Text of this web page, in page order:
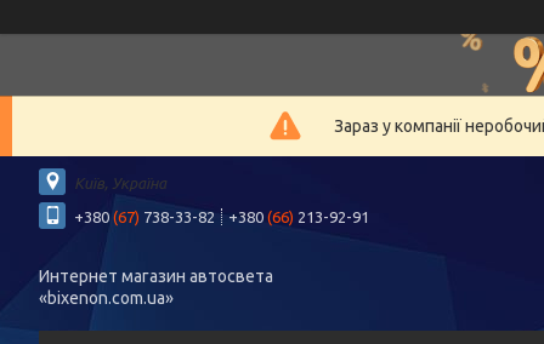
Зараз у компанії
Київ, Україна
+380 (67) 738-33-82 +380 (66) 213-92-91
Интернет магазин автосвета
«bixenon.com.ua»